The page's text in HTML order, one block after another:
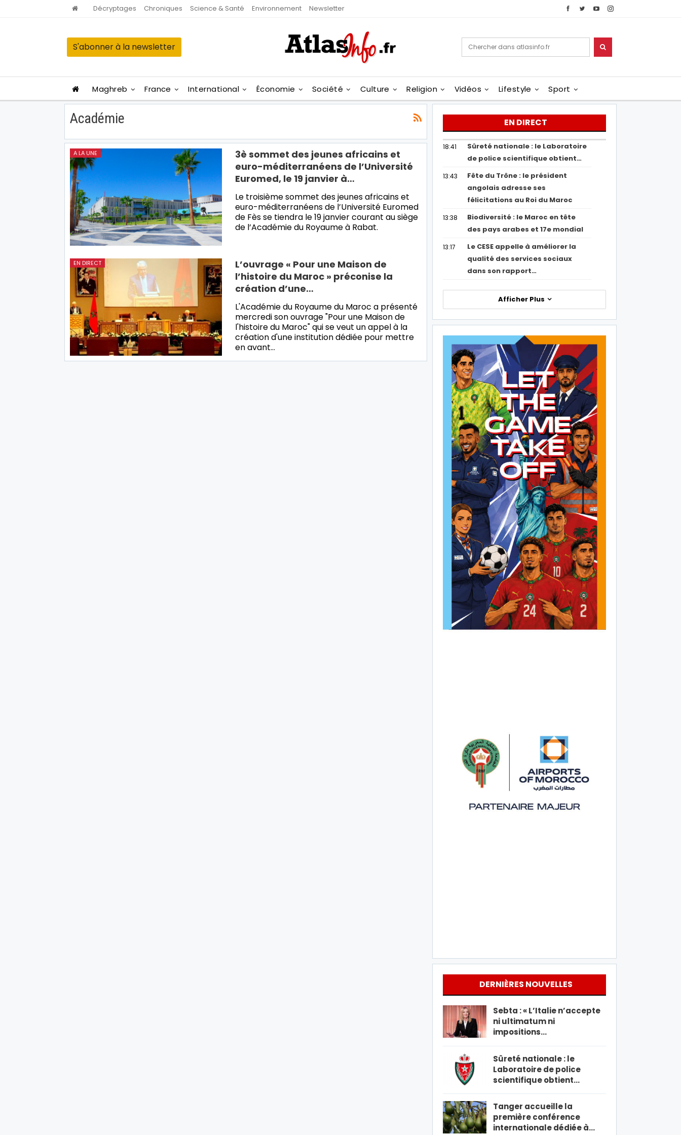
Décryptages Chroniques Science & Santé Environnement Newsletter
S'abonner à la newsletter
Maghreb France International Économie Société Culture Religion Vidéos Lifestyle Sport
Académie
A LA UNE
3è sommet des jeunes africains et
euro-méditerranéens de l’Université
Euromed, le 19 janvier à…
Le troisième sommet des jeunes africains et
euro-méditerranéens de l’Université Euromed
de Fès se tiendra le 19 janvier courant au siège
de l’Académie du Royaume à Rabat.
EN DIRECT
L’ouvrage « Pour une Maison de
l’histoire du Maroc » préconise la
création d’une…
L'Académie du Royaume du Maroc a présenté
mercredi son ouvrage "Pour une Maison de
l'histoire du Maroc" qui se veut un appel à la
création d'une institution dédiée pour mettre
en avant…
EN DIRECT
18:41
Sûreté nationale : le Laboratoire
de police scientifique obtient…
13:43
Fête du Trône : le président
angolais adresse ses
félicitations au Roi du Maroc
13:38
Biodiversité : le Maroc en tête
des pays arabes et 17e mondial
13:17
Le CESE appelle à améliorer la
qualité des services sociaux
dans son rapport…
Afficher Plus
DERNIÈRES NOUVELLES
Sebta : « L’Italie n’accepte
ni ultimatum ni
impositions…
Sûreté nationale : le
Laboratoire de police
scientifique obtient…
Tanger accueille la
première conférence
internationale dédiée à…